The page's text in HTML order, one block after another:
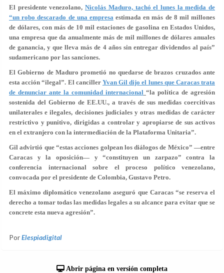
El presidente venezolano,Nicolás Maduro, tachó el lunes la medida de
“un robo descarado de una empresaestimada en más de 8 mil millones
de dólares, con más de 10 mil estaciones de gasolina en Estados Unidos,
una empresa que da anualmente más de mil millones de dólares anuales
de ganancia, y que lleva más de 4 años sin entregar dividendos al país”
sudamericano por las sanciones.
El Gobierno de Maduro prometió no quedarse de brazos cruzados ante
esta acción “ilegal”. El canciller Yvan Gil dijo el lunes que Caracas trata
de denunciar ante la comunidad internacional “la política de agresión
sostenida del Gobierno de EE.UU., a través de sus medidas coercitivas
unilaterales e ilegales, decisiones judiciales y otras medidas de carácter
restrictivo y punitivo, dirigidas a controlar y apropiarse de sus activos
en el extranjero con la intermediación de la Plataforma Unitaria”.
Gil advirtió que “estas acciones golpean los diálogos de México” —entre
Caracas y la oposición— y “constituyen un zarpazo” contra la
conferencia internacional sobre el proceso político venezolano,
convocada por el presidente de Colombia, Gustavo Petro.
El máximo diplomático venezolano aseguró que Caracas “se reserva el
derecho a tomar todas las medidas legales a su alcance para evitar que se
concrete esta nueva agresión”.
PorElespiadigital
Abrir página en versión completa